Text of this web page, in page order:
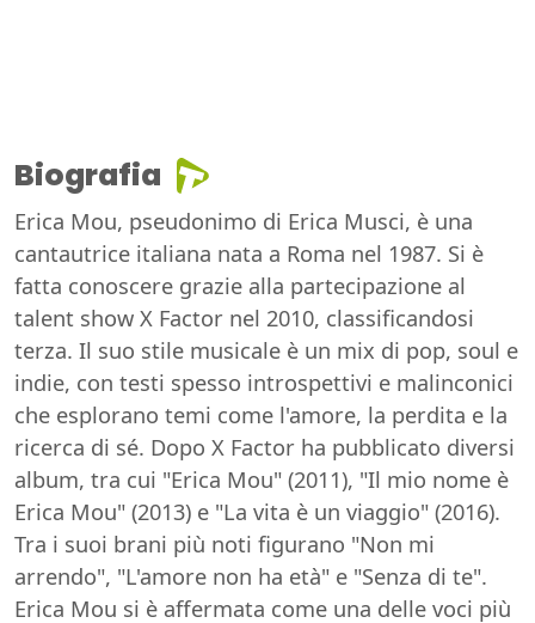
Biografia
Erica Mou, pseudonimo di Erica Musci, è una
cantautrice italiana nata a Roma nel 1987. Si è
fatta conoscere grazie alla partecipazione al
talent show X Factor nel 2010, classificandosi
terza. Il suo stile musicale è un mix di pop, soul e
indie, con testi spesso introspettivi e malinconici
che esplorano temi come l'amore, la perdita e la
ricerca di sé. Dopo X Factor ha pubblicato diversi
album, tra cui "Erica Mou" (2011), "Il mio nome è
Erica Mou" (2013) e "La vita è un viaggio" (2016).
Tra i suoi brani più noti figurano "Non mi
arrendo", "L'amore non ha età" e "Senza di te".
Erica Mou si è affermata come una delle voci più